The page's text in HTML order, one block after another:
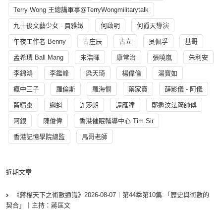
Terry Wong 王總講軍事@TerryWongmilitarytalk
九十後文藝少女 - 賈雅緻 何啟明 何爵天導演
午夜工作者 Benny 古庄辰 古立 吳佩孚 基哥
孟希璘 Ball Mang 宋浩暉 康常治 張曉嵐 朱利安
李錦鴻 李鑑峰 梁天琦 楊偉倫 湯寳如
瘋中三子 羅倫斯 羅海憫 葉家寶 薛影儀 - 阿儀
藍精靈 蝌蚪 許莎朗 譚雁瞳 鄭遨汶法筠師傅
阿銀 陳俊偉 香港催眠輔導中心 Tim Sir
香港記憶學院總監 馬哥老師
近期文章
《蔣權天下之術數通識》2026-08-07︱第44季第10集:「歴史與術數的
契合」｜主持：蔣匡文